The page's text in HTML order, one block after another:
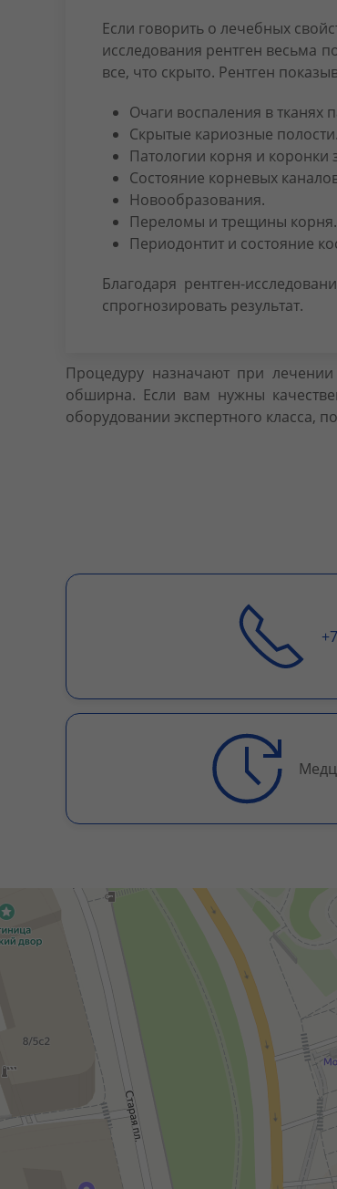
Если говорить о лечебных
исследования рентген весьма
все, что скрыто. Рентген
Очаги воспаления в тканях
Скрытые кариозные полости.
Патологии корня и коронки
Состояние корневых
Новообразования.
Переломы и трещины корня.
Периодонтит и состояние
Благодаря рентген-
спрогнозировать результат.
Процедуру назначают при
обширна. Если вам нужны
оборудовании экспертного класса,